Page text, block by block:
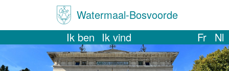
Watermaal-Bosvoorde
Ik ben Ik vind Fr Nl